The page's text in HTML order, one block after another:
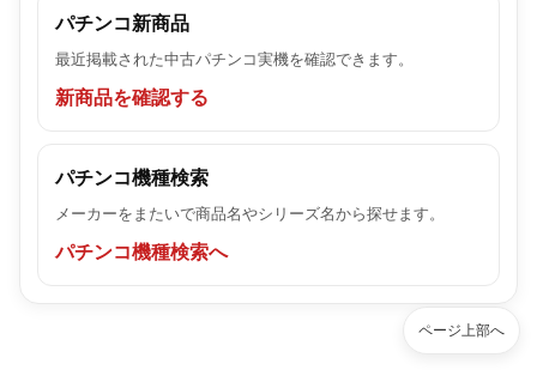
パチンコ新商品
最近掲載された中古パチンコ実機を確認できます。
新商品を確認する
パチンコ機種検索
メーカーをまたいで商品名やシリーズ名から探せます。
パチンコ機種検索へ
ページ上部へ